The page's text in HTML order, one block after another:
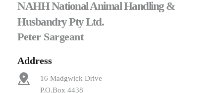
NAHH National Animal Handling &
Husbandry Pty Ltd.
Peter Sargeant
Address
16 Madgwick Drive
P.O.Box 4438